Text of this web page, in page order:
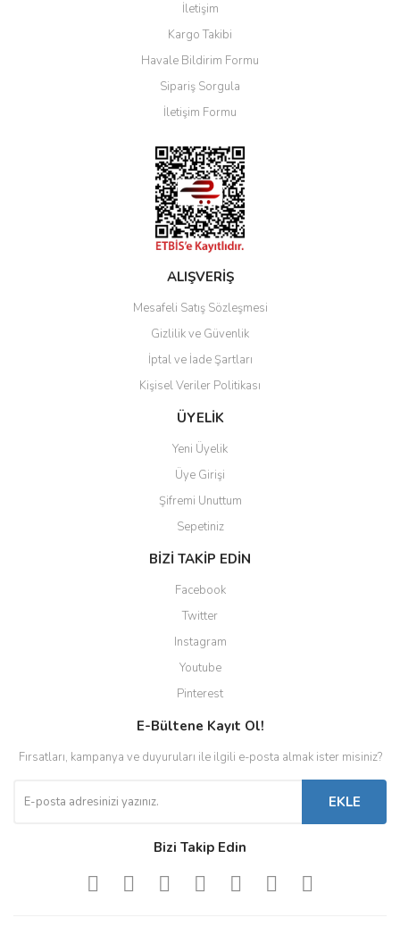
Ürün resmi kalitesiz, bozuk veya görüntülenemiyor.
Ürün açıklamasında eksik bilgiler bulunuyor.
Ürün bilgilerinde hatalar bulunuyor.
Ürün fiyatı diğer sitelerden daha pahalı.
Gönder
İletişim
Kargo Takibi
Havale Bildirim Formu
Sipariş Sorgula
İletişim Formu
ALIŞVERİŞ
Mesafeli Satış Sözleşmesi
Gizlilik ve Güvenlik
İptal ve İade Şartları
Kişisel Veriler Politikası
ÜYELİK
Yeni Üyelik
Üye Girişi
Şifremi Unuttum
Sepetiniz
BİZİ TAKİP EDİN
Facebook
Twitter
Instagram
Youtube
Pinterest
E-Bültene Kayıt Ol!
Fırsatları, kampanya ve duyuruları ile ilgili e-posta almak ister misiniz?
EKLE
Bizi Takip Edin